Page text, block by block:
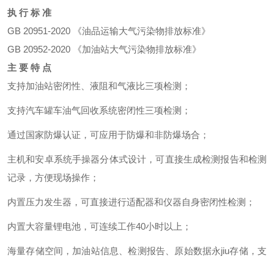
执 行 标 准
GB 20951-2020 《油品运输大气污染物排放标准》
GB 20952-2020 《加油站大气污染物排放标准》
主 要 特 点
支持加油站密闭性、液阻和气液比三项检测；
支持汽车罐车油气回收系统密闭性三项检测；
通过国家防爆认证，可应用于防爆和非防爆场合；
主机和安卓系统手操器分体式设计，可直接生成检测报告和检测
记录，方便现场操作；
内置压力发生器，可直接进行适配器和仪器自身密闭性检测；
内置大容量锂电池，可连续工作40小时以上；
海量存储空间，加油站信息、检测报告、原始数据永jiu存储，支